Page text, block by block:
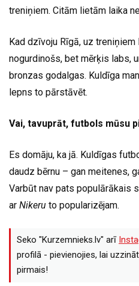
treniņiem. Citām lietām laika
Kad dzīvoju Rīgā, uz treniņiem
nogurdinošs, bet mērķis labs,
bronzas godalgas. Kuldīga
lepns to pārstāvēt.
Vai, tavuprāt, futbols mūsu
Es domāju, ka jā. Kuldīgas
daudz bērnu – gan meitenes,
Varbūt nav pats populārākais
ar Nikeru to popularizējam.
Seko "Kurzemnieks.lv" arī
profilā - pievienojies, lai
pirmais!